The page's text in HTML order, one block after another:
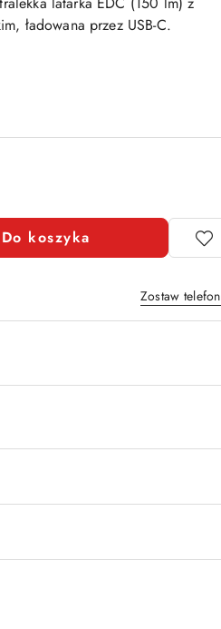
ładowana przez USB-C.
Do koszyka
Zostaw telefon
Wyślij